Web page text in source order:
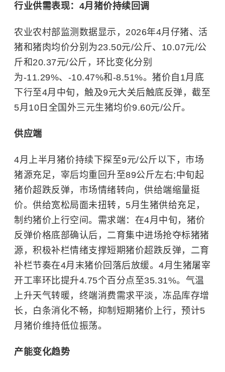
行业供需表现：4月猪价持续回调
农业农村部监测数据显示，2026年4月仔猪、活
猪和猪肉均价分别为23.50元/公斤、10.07元/公
斤和20.37元/公斤，环比变化分别
为-11.29%、-10.47%和-8.51%。猪价自1月底
下行至4月中旬，触及9元大关后触底反弹，截至
5月10日全国外三元生猪均价9.60元/公斤。
供应端
4月上半月猪价持续下探至9元/公斤以下，市场
猪源充足，宰后均重回升至89公斤左右;中旬起
猪价超跌反弹，市场情绪转向，供给端缩量挺
价。供给宽松局面未扭转，5月生猪供给充足，
制约猪价上行空间。需求端：在4月中旬，猪价
反弹价格底部确认后，二育集中进场抢夺标猪猪
源，积极补栏情绪支撑短期猪价超跌反弹，二育
补栏节奏在4月末猪价回落后放缓。4月生猪屠宰
开工率环比提升4.75个百分点至35.31%。气温
上升天气转暖，终端消费需求平淡，冻品库存增
长，白条消化不畅，抑制短期猪价上行，预计5
月猪价维持低位振荡。
产能变化趋势